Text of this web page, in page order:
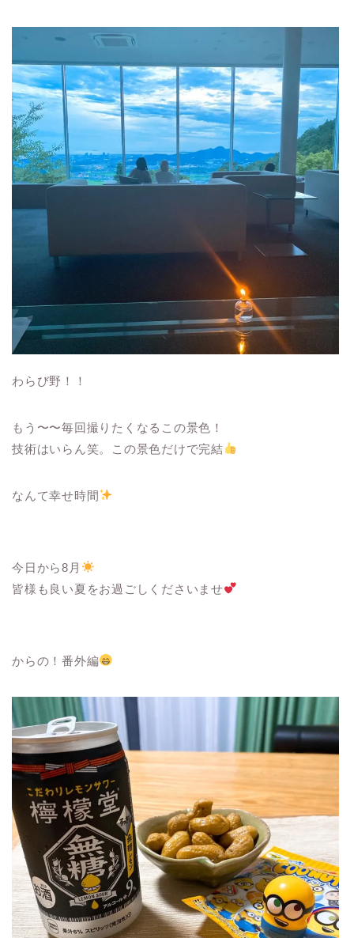
わらび野！！
もう〜〜毎回撮りたくなるこの景色！
技術はいらん笑。この景色だけで完結
なんて幸せ時間
今日から8月
皆様も良い夏をお過ごしくださいませ
からの！番外編